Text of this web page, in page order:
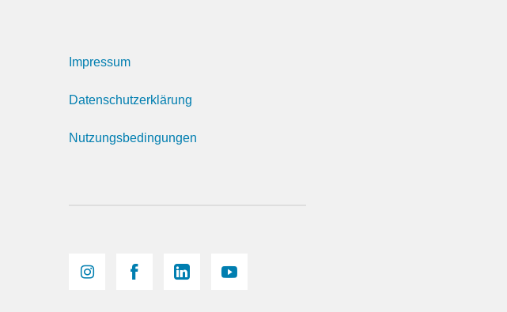
Impressum
Datenschutzerklärung
Nutzungsbedingungen